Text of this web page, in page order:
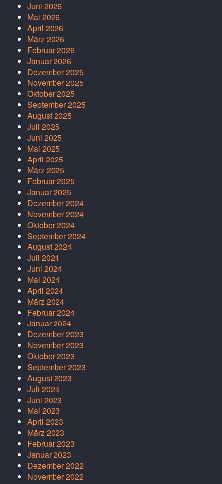
Juni 2026
Mai 2026
April 2026
März 2026
Februar 2026
Januar 2026
Dezember 2025
November 2025
Oktober 2025
September 2025
August 2025
Juli 2025
Juni 2025
Mai 2025
April 2025
März 2025
Februar 2025
Januar 2025
Dezember 2024
November 2024
Oktober 2024
September 2024
August 2024
Juli 2024
Juni 2024
Mai 2024
April 2024
März 2024
Februar 2024
Januar 2024
Dezember 2023
November 2023
Oktober 2023
September 2023
August 2023
Juli 2023
Juni 2023
Mai 2023
April 2023
März 2023
Februar 2023
Januar 2023
Dezember 2022
November 2022